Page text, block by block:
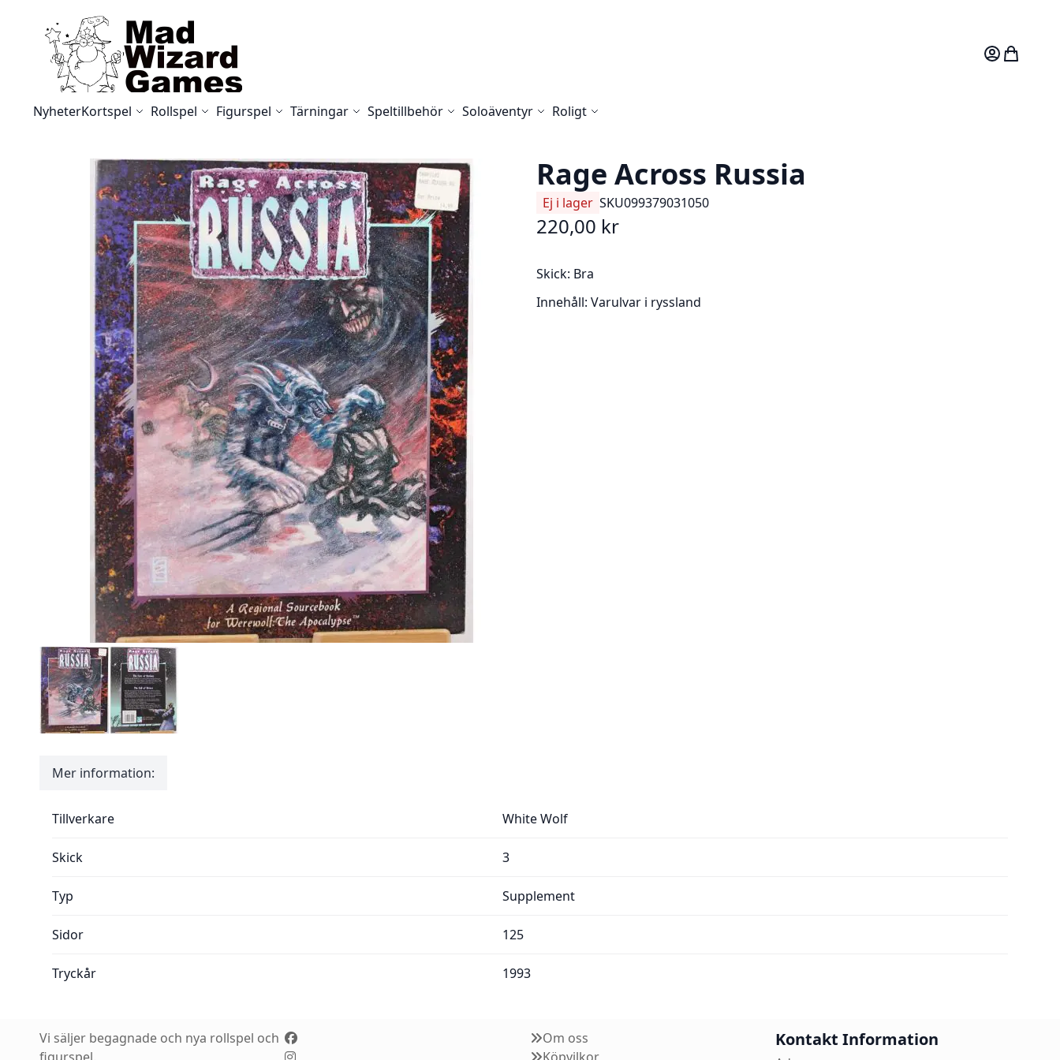
Skip to Content
Mitt konto
NyheterKortspel Rollspel Figurspel Tärningar Speltillbehör Soloäventyr Roligt
Rage Across Russia
Ej i lager SKU099379031050
220,00 kr
Skick: Bra
Innehåll: Varulvar i ryssland
Mer information:
Tillverkare White Wolf
Skick 3
Typ Supplement
Sidor 125
Tryckår 1993
Vi säljer begagnade och nya rollspel och
Om oss
Kontakt Information